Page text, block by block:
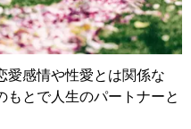
愛感情や性愛とは関係な
もとで人生のパートナーと